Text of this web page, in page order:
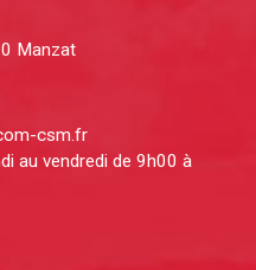
Manzat
csm.fr
au vendredi de 9h00 à